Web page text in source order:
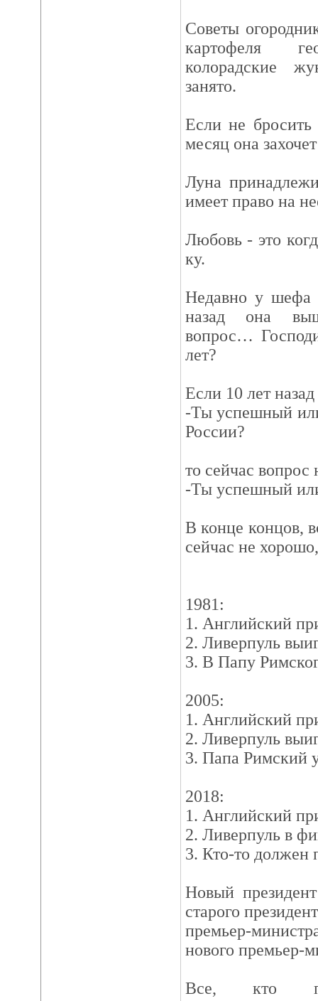
Советы
картофеля
колорадские
занято.
Если не бросить
месяц она
Луна
имеет право на
Любовь - это
ку.
Недавно у шефа
назад она
вопрос…
лет?
Если 10 лет
-Ты успешный
России?
то сейчас вопрос
-Ты успешный
В конце концов,
сейчас не
1981:
1. Английский
2. Ливерпуль
3. В Папу
2005:
1. Английский
2. Ливерпуль
3. Папа Римский
2018:
1. Английский
2. Ливерпуль в
3. Кто-то должен
Новый
старого
премьер-
нового премьер-
Все, кто